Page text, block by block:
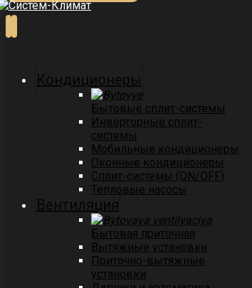
Кондиционеры
Бытовые сплит-системы
Инверторные сплит-
системы
Мобильные кондиционеры
Оконные кондиционеры
Сплит-системы (ON/OFF)
Тепловые насосы
Вентиляция
Бытовая приточная
Вытяжные установки
Приточно-вытяжные
установки